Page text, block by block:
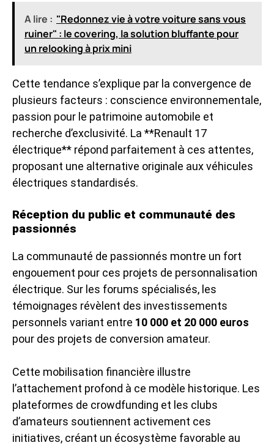
A lire : "Redonnez vie à votre voiture sans vous
ruiner" : le covering, la solution bluffante pour
un relooking à prix mini
Cette tendance s’explique par la convergence de
plusieurs facteurs : conscience environnementale,
passion pour le patrimoine automobile et
recherche d’exclusivité. La **Renault 17
électrique** répond parfaitement à ces attentes,
proposant une alternative originale aux véhicules
électriques standardisés.
Réception du public et communauté des
passionnés
La communauté de passionnés montre un fort
engouement pour ces projets de personnalisation
électrique. Sur les forums spécialisés, les
témoignages révèlent des investissements
personnels variant entre 10 000 et 20 000 euros
pour des projets de conversion amateur.
Cette mobilisation financière illustre
l’attachement profond à ce modèle historique. Les
plateformes de crowdfunding et les clubs
d’amateurs soutiennent activement ces
initiatives, créant un écosystème favorable au